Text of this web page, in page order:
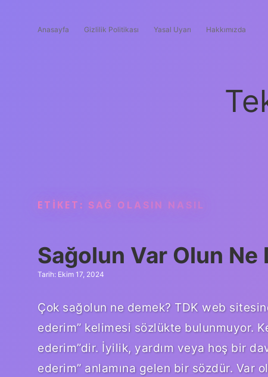
Anasayfa Gizlilik Politikası Yasal Uyarı Hakkımızda
ETIKET: SAĞ OLASIN NASIL
Sağolun Var Olun Ne
Tarih: Ekim 17, 2024
Çok sağolun ne demek? TDK web
ederim” kelimesi sözlükte bulunmuyor.
ederim”dir. İyilik, yardım veya hoş bir
ederim” anlamına gelen bir sözdür. Var